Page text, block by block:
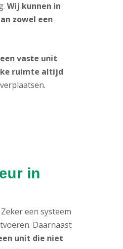
Wij kunnen in
zowel een
vaste unit
ruimte altijd
in
een systeem
Daarnaast
unit die niet